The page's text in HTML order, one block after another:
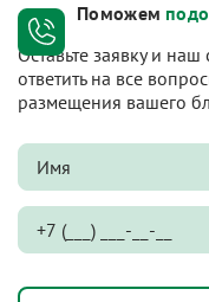
Поможем
Оставьте заявку и
ответить на все
размещения вашего